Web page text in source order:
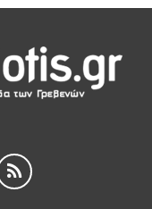
«Μικρές
για κλοπή